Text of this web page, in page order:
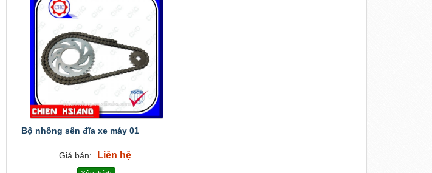
Bộ nhông sên đĩa xe máy 01
Giá bán: Liên hệ